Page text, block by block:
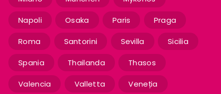
Napoli Osaka Paris Praga
Roma Santorini Sevilla Sicilia
Spania Thailanda Thasos
Valencia Valletta Veneția